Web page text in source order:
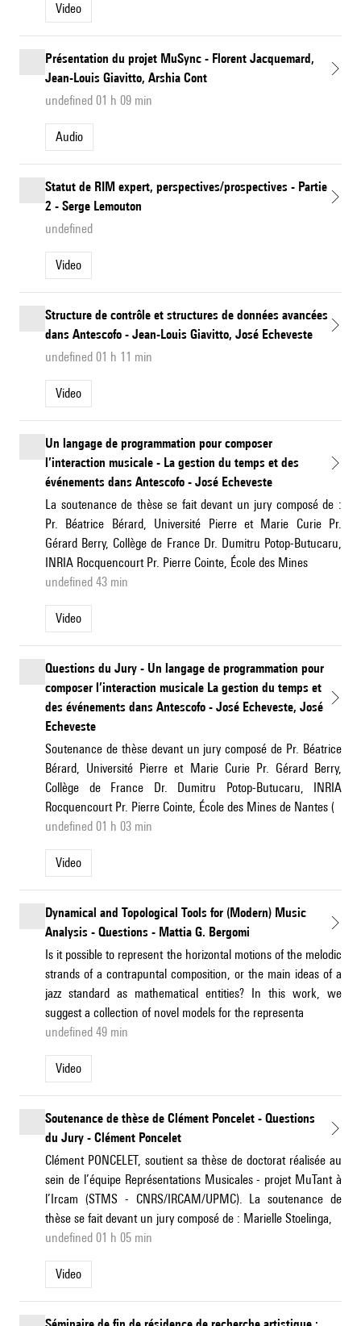
Video
Présentation du projet MuSync - Florent Jacquemard,
Jean-Louis Giavitto, Arshia Cont
undefined 01 h 09 min
Audio
Statut de RIM expert, perspectives/prospectives - Partie
2 - Serge Lemouton
undefined
Video
Structure de contrôle et structures de données avancées
dans Antescofo - Jean-Louis Giavitto, José Echeveste
undefined 01 h 11 min
Video
Un langage de programmation pour composer
l’interaction musicale - La gestion du temps et des
événements dans Antescofo - José Echeveste
La soutenance de thèse se fait devant un jury composé de :
Pr. Béatrice Bérard, Université Pierre et Marie Curie Pr.
Gérard Berry, Collège de France Dr. Dumitru Potop-Butucaru,
INRIA Rocquencourt Pr. Pierre Cointe, École des Mines
undefined 43 min
Video
Questions du Jury - Un langage de programmation pour
composer l’interaction musicale La gestion du temps et
des événements dans Antescofo - José Echeveste, José
Echeveste
Soutenance de thèse devant un jury composé de Pr. Béatrice
Bérard, Université Pierre et Marie Curie Pr. Gérard Berry,
Collège de France Dr. Dumitru Potop-Butucaru, INRIA
Rocquencourt Pr. Pierre Cointe, École des Mines de Nantes (
undefined 01 h 03 min
Video
Dynamical and Topological Tools for (Modern) Music
Analysis - Questions - Mattia G. Bergomi
Is it possible to represent the horizontal motions of the melodic
strands of a contrapuntal composition, or the main ideas of a
jazz standard as mathematical entities? In this work, we
suggest a collection of novel models for the representa
undefined 49 min
Video
Soutenance de thèse de Clément Poncelet - Questions
du Jury - Clément Poncelet
Clément PONCELET, soutient sa thèse de doctorat réalisée au
sein de l’équipe Représentations Musicales - projet MuTant à
l’Ircam (STMS - CNRS/IRCAM/UPMC). La soutenance de
thèse se fait devant un jury composé de : Marielle Stoelinga,
undefined 01 h 05 min
Video